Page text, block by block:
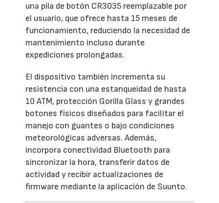
una pila de botón CR3035 reemplazable por
el usuario, que ofrece hasta 15 meses de
funcionamiento, reduciendo la necesidad de
mantenimiento incluso durante
expediciones prolongadas.
El dispositivo también incrementa su
resistencia con una estanqueidad de hasta
10 ATM, protección Gorilla Glass y grandes
botones físicos diseñados para facilitar el
manejo con guantes o bajo condiciones
meteorológicas adversas. Además,
incorpora conectividad Bluetooth para
sincronizar la hora, transferir datos de
actividad y recibir actualizaciones de
firmware mediante la aplicación de Suunto.